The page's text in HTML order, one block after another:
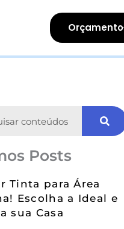
Orçamento
Posts
Tinta para Área
Escolha a Ideal e
sua Casa